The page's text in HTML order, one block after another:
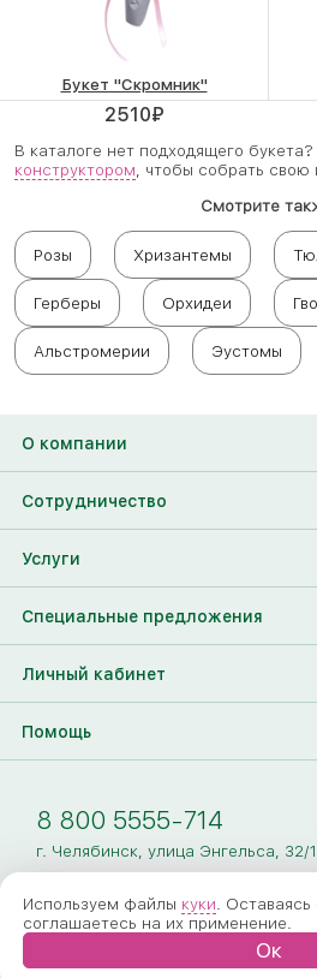
Букет "Скромник"
2510₽
В каталоге нет подходящего
конструктором, чтобы собрать
Смотрите
Розы Хризантемы
Герберы Орхидеи
Альстромерии Эустомы
8 800 5555-714
г. Челябинск, улица Энгельса, 32/1
О компании
О нас
Контакты
Видеогалерея
Новости
Сотрудничество
Франшиза
Партнеры Megaflowers
Услуги
Найти друга
Доставка цветов за границу
Специальные предложения
Накопительные скидки
Личный кабинет
Вход
Помощь
Оплата
Гарантии
Как заказать
Используем файлы куки.
соглашаетесь на их применение.
Ок